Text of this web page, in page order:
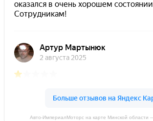
Авто-ИмпериалМоторс на карте Минской области